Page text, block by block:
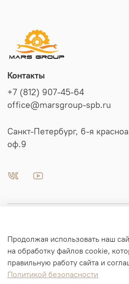
Гидравлика
Информация для заказа
Контакты
+7 (812) 907-45-64
office@marsgroup-spb.ru
Санкт-Петербург, 6-я
оф.9
Продолжая использовать наш
на обработку файлов cookie,
правильную работу сайта и
Политикой безопасности